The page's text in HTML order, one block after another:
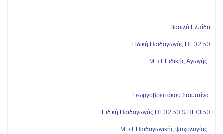
Βασιλά Ελπίδα
Ειδική Παιδαγωγός ΠΕ02.50
M.Ed. Ειδικής Αγωγής
Γεωργοβρεττάκου Σταματίνα
Ειδική Παιδαγωγός ΠΕ02.50 & ΠΕ01.50
M.Ed. Παιδαγωγικής ψυχολογίας